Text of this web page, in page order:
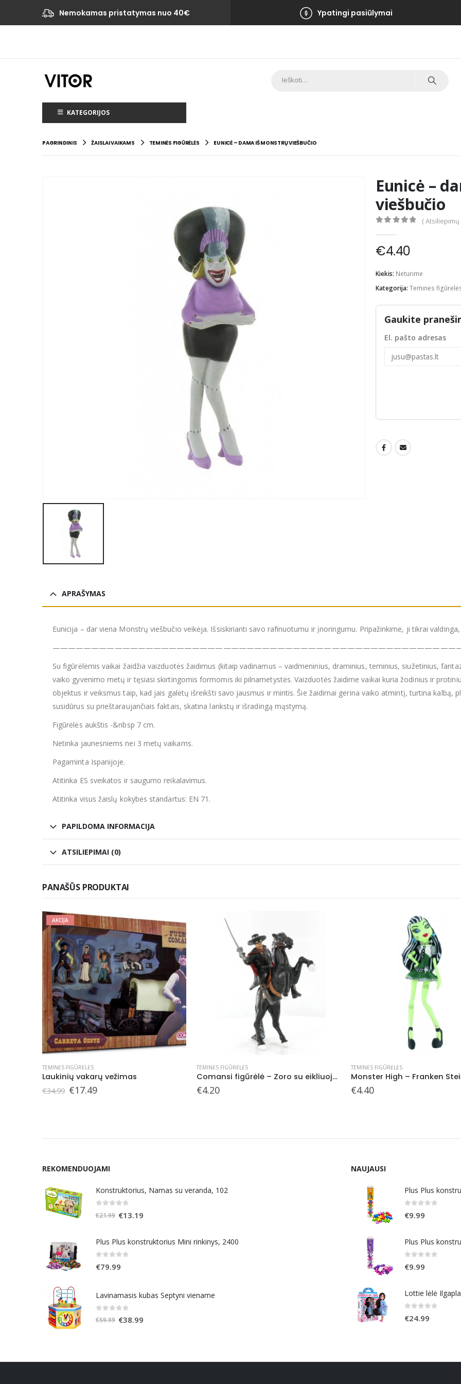
Nemokamas pristatymas nuo 40€ Ypatingi pasiūlymai
KATEGORIJOS
PAGRINDINIS ŽAISLAI VAIKAMS TEMINĖS FIGŪRĖLĖS EUNICĖ – DAMA IŠ MONSTRŲ VIEŠBUČIO
Eunicė –
viešbučio
(
€4.40
Kiekis: Neturime
Kategorija: Teminės
Gaukite
El. pašto adresas
APRAŠYMAS
Eunicija – dar viena Monstrų viešbučio veikėja. Išsiskirianti savo rafinuotumu ir įnoringumu. Pripažinkime, ji tikrai
Su figūrėlėmis vaikai žaidžia vaizduotės žaidimus (kitaip vadinamus – vaidmeninius, draminius, teminius, siužetinius,
vaiko gyvenimo metų ir tęsiasi skirtingomis formomis iki pilnametystės. Vaizduotės žaidime vaikai kuria žodinius ir
objektus ir veiksmus taip, kad jais galėtų išreikšti savo jausmus ir mintis. Šie žaidimai gerina vaiko atmintį, turtina kalbą,
susidūrus su prieštaraujančiais faktais, skatina lankstų ir išradingą mąstymą.
Figūrėlės aukštis -&nbsp 7 cm.
Netinka jaunesniems nei 3 metų vaikams.
Pagaminta Ispanijoje.
Atitinka ES sveikatos ir saugumo reikalavimus.
Atitinka visus žaislų kokybės standartus: EN 71.
PAPILDOMA INFORMACIJA
ATSILIEPIMAI (0)
PANAŠŪS PRODUKTAI
TEMINĖS FIGŪRĖLĖS
€4.20
TEMINĖS FIGŪRĖLĖS
Monster High – Franken Stein
€4.40
TEMINĖS FIGŪRĖLĖS
Comansi figūrėlė –
€4.20
REKOMENDUOJAMI
Konstruktorius, Namas su veranda, 102
€21.99 Original
€13.19
Plus Plus konstruktorius Mini rinkinys, 2400
€79.99
Lavinamasis kubas Septyni viename
€59.99 Original
€38.99
NAUJAUSI
Plus Plus
€9.99
Plus Plus
€9.99
Lottie lėlė
€24.99